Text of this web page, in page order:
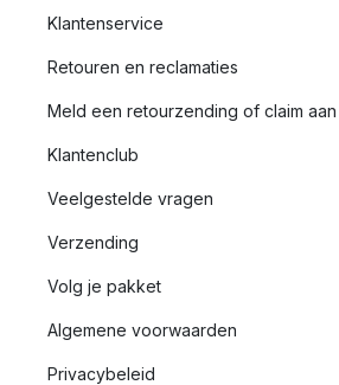
Klantenservice
Retouren en reclamaties
Meld een retourzending of claim aan
Klantenclub
Veelgestelde vragen
Verzending
Volg je pakket
Algemene voorwaarden
Privacybeleid